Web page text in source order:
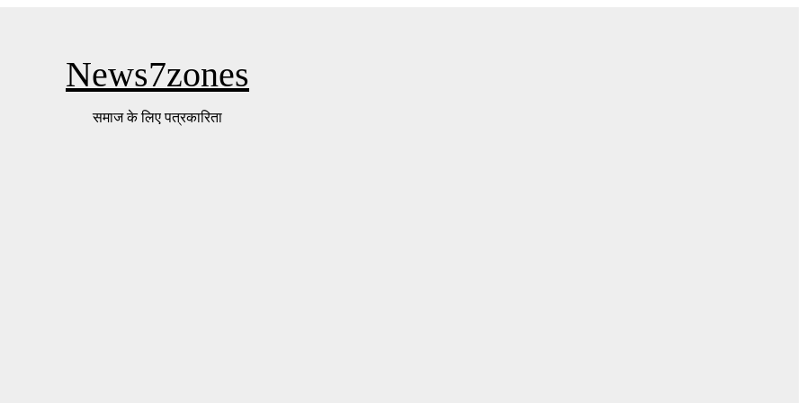
News7zones
समाज के लिए पत्रकारिता